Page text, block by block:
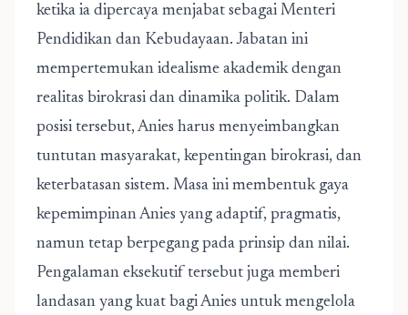
ketika ia dipercaya menjabat sebagai Menteri
Pendidikan dan Kebudayaan. Jabatan ini
mempertemukan idealisme akademik dengan
realitas birokrasi dan dinamika politik. Dalam
posisi tersebut, Anies harus menyeimbangkan
tuntutan masyarakat, kepentingan birokrasi, dan
keterbatasan sistem. Masa ini membentuk gaya
kepemimpinan Anies yang adaptif, pragmatis,
namun tetap berpegang pada prinsip dan nilai.
Pengalaman eksekutif tersebut juga memberi
landasan yang kuat bagi Anies untuk mengelola